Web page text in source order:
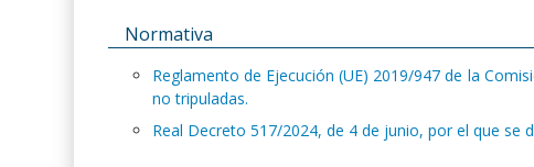
Normativa
Reglamento de Ejecución (UE) 2019/947 de la
no tripuladas.
Real Decreto 517/2024, de 4 de junio, por el que se